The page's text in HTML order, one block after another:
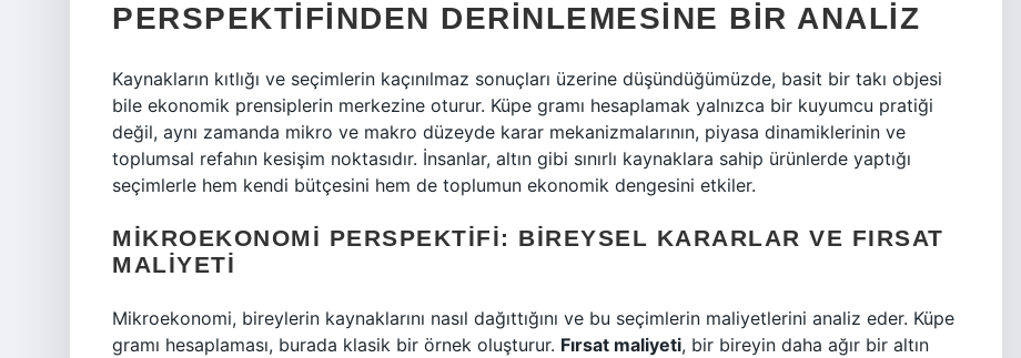
PERSPEKTIFINDEN DERINLEMESINE BIR ANALIZ
Kaynakların kıtlığı ve seçimlerin kaçınılmaz sonuçları üzerine düşündüğümüzde, basit bir takı objesi
bile ekonomik prensiplerin merkezine oturur. Küpe gramı hesaplamak yalnızca bir kuyumcu pratiği
değil, aynı zamanda mikro ve makro düzeyde karar mekanizmalarının, piyasa dinamiklerinin ve
toplumsal refahın kesişim noktasıdır. İnsanlar, altın gibi sınırlı kaynaklara sahip ürünlerde yaptığı
seçimlerle hem kendi bütçesini hem de toplumun ekonomik dengesini etkiler.
MIKROEKONOMI PERSPEKTIFI: BIREYSEL KARARLAR VE FIRSAT
MALIYETI
Mikroekonomi, bireylerin kaynaklarını nasıl dağıttığını ve bu seçimlerin maliyetlerini analiz eder. Küpe
gramı hesaplaması, burada klasik bir örnek oluşturur. Fırsat maliyeti, bir bireyin daha ağır bir altın